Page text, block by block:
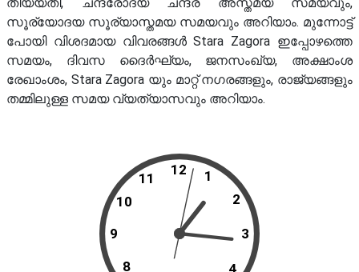
സൂര്യോദയ സൂര്യാസ്തമയ സമയവും അറിയാം. മുന്നോട്ട്
പോയി വിശദമായ വിവരങ്ങൾ Stara Zagora ഇപ്പോഴത്തെ
സമയം, ദിവസ ദൈർഘ്യം, ജനസംഖ്യ, അക്ഷാംശ
രേഖാംശം, Stara Zagora യും മാറ്റ് നഗരങ്ങളും, രാജ്യങ്ങളും
തമ്മിലുള്ള സമയ വ്യത്യാസവും അറിയാം.
12
11
10
9
8
3
2
1